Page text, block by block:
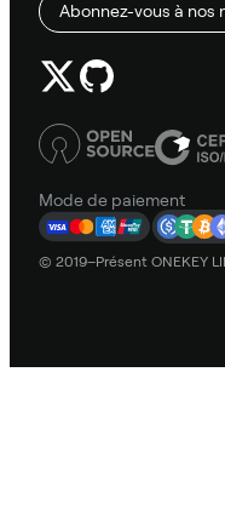
Abonnez-vous à nos
Mode de paiement
© 2019–Présent ONEKEY